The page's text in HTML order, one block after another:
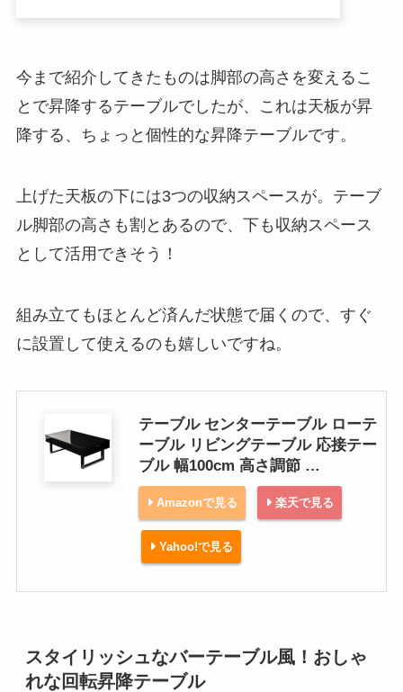
今まで紹介してきたものは脚部の高さを変えるこ
とで昇降するテーブルでしたが、これは天板が昇
降する、ちょっと個性的な昇降テーブルです。
上げた天板の下には3つの収納スペースが。テーブ
ル脚部の高さも割とあるので、下も収納スペース
として活用できそう！
組み立てもほとんど済んだ状態で届くので、すぐ
に設置して使えるのも嬉しいですね。
テーブル センターテーブル ローテ
ーブル リビングテーブル 応接テー
ブル 幅100cm 高さ調節 …
Amazonで見る 楽天で見る
Yahoo!で見る
スタイリッシュなバーテーブル風！おしゃ
れな回転昇降テーブル